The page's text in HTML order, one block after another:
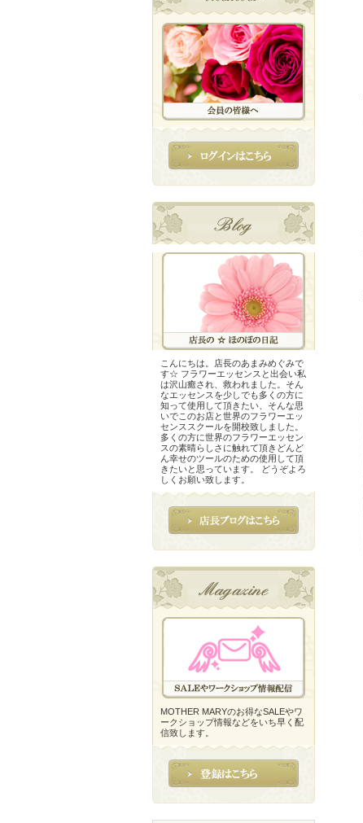
こんにちは。店長のあまみめぐみで
す☆ フラワーエッセンスと出会い私
は沢山癒され、救われました。そん
なエッセンスを少しでも多くの方に
知って使用して頂きたい、そんな思
いでこのお店と世界のフラワーエッ
センススクールを開校致しました。
多くの方に世界のフラワーエッセン
スの素晴らしさに触れて頂きどんど
ん幸せのツールのための使用して頂
きたいと思っています。 どうぞよろ
しくお願い致します。
MOTHER MARYのお得なSALEやワ
ークショップ情報などをいち早く配
信致します。